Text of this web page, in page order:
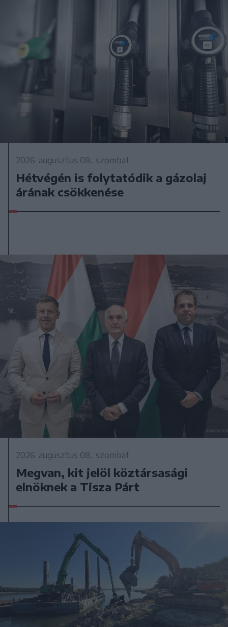
2026. augusztus 08., szombat
Hétvégén is folytatódik a gázolaj
árának csökkenése
2026. augusztus 08., szombat
Megvan, kit jelöl köztársasági
elnöknek a Tisza Párt